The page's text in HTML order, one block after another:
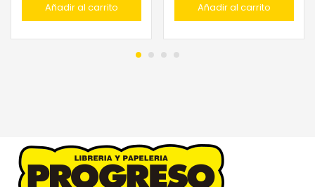
Añadir al carrito Añadir al carrito